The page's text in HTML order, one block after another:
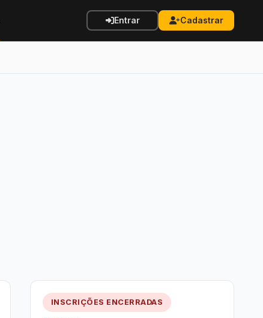
Entrar Cadastrar
INSCRIÇÕES ENCERRADAS